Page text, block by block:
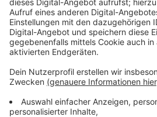
Das gilt sowohl für im Dom,
Umfeld des Doms.
Rund 400 Beamte werden am
eingesetzt. Die Polizei bittet
bleiben und sich gegebenenfalls
wenden. In diesem Jahr herrsch
Verbot, an das sich unbedingt